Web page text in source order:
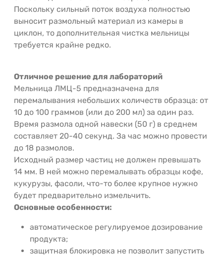
Поскольку сильный поток воздуха полностью
выносит размольный материал из камеры в
циклон, то дополнительная чистка мельницы
требуется крайне редко.
Отличное решение для лабораторий
Мельница ЛМЦ-5 предназначена для
перемалывания небольших количеств образца: от
10 до 100 граммов (или до 200 мл) за один раз.
Время размола одной навески (50 г) в среднем
составляет 20-40 секунд. За час можно провести
до 18 размолов.
Исходный размер частиц не должен превышать
14 мм. В ней можно перемалывать образцы кофе,
кукурузы, фасоли, что-то более крупное нужно
будет предварительно измельчить.
Основные особенности:
автоматическое регулируемое дозирование
продукта;
защитная блокировка не позволит запустить